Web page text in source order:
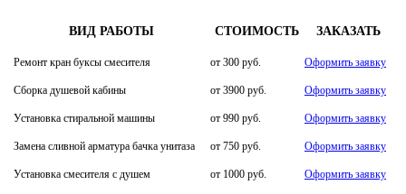
ВИД РАБОТЫ СТОИМОСТЬ ЗАКАЗАТЬ
Ремонт кран буксы смесителя от 300 руб. Оформить заявку
Сборка душевой кабины от 3900 руб. Оформить заявку
Установка стиральной машины от 990 руб. Оформить заявку
Замена сливной арматура бачка унитаза от 750 руб. Оформить заявку
Установка смесителя с душем от 1000 руб. Оформить заявку